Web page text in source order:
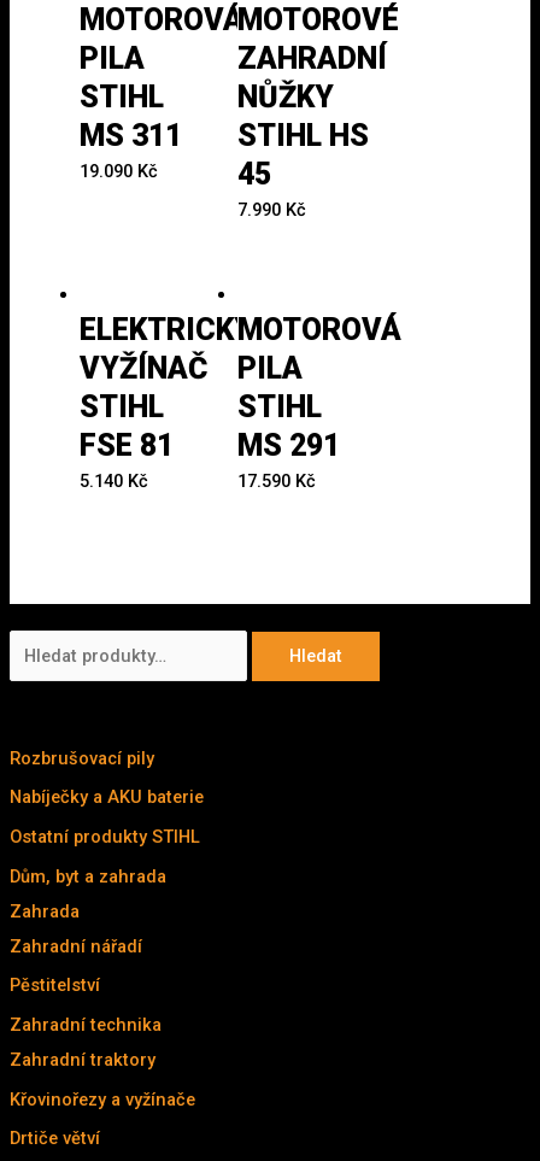
l
d
a
Hledat
Rozbrušovací pily
Nabíječky a AKU baterie
Ostatní produkty STIHL
Dům, byt a zahrada
Zahrada
Zahradní nářadí
Pěstitelství
Zahradní technika
Zahradní traktory
Křovinořezy a vyžínače
Drtiče větví
MOTOROVÁ
PILA
STIHL
MS 311
19.090 Kč
MOTOROVÉ
ZAHRADNÍ
NŮŽKY
STIHL HS
45
7.990 Kč
ELEKTRICKÝ
VYŽÍNAČ
STIHL
FSE 81
5.140 Kč
MOTOROVÁ
PILA
STIHL
MS 291
17.590 Kč